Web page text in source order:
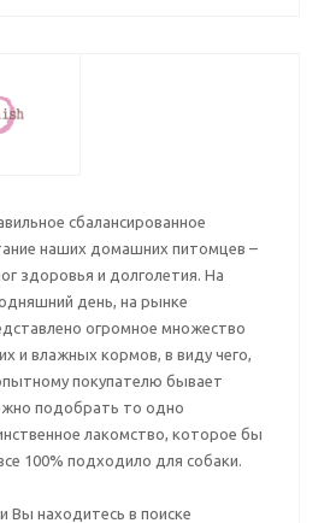
сбалансированное
наших домашних питомцев –
здоровья и долголетия. На
день, на рынке
огромное множество
и влажных кормов, в виду чего,
покупателю бывает
подобрать то одно
лакомство, которое бы
100% подходило для собаки.
Вы находитесь в поиске